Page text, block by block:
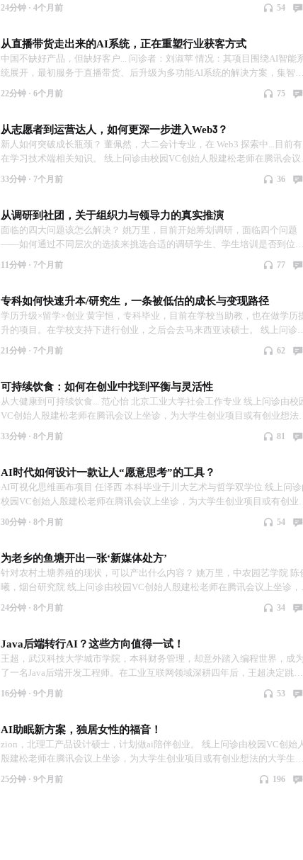
AI与创业的问题开始被重新讨论。 在这次交流活动中，同学们围绕AI与创业
些新的就业方向？AI降低创业门槛后，研究生如何平衡科研与创业？ Q1：AI
时代学生的核心竞争力是成为"AI驾驭者" Q2：AI工具越强，高校越需要回
“真实思考”的培养 Q3：创业教育核心不是商业计划书，而是创业者精神
24分钟 · 4个月前 54
从直播带货走出来的AI系统，正在重塑行业获客方式
中国不缺好产品，但缺好客户... 问诊者：刘淑苹 情况：其项目围绕AI智能
统展开，最初服务于直播带货、后升级为多功能AI系统的解决方案，集智能
人殷建松老师在腾讯会议上坐诊，为大学生创业项目或有创业想法的大学生
华、南开创业导师，曾邀请殷建松，陶峰，张正明 三位导师，为大学生答疑
解惑。
22分钟 · 6个月前 75
从志愿者到运营达人，如何更深一步进入Web3？
新人如何突破成长瓶颈？ 董佩然，大二会计专业，在 Web3 探索中...目前有
在学习技术端相关知识。 线上问诊由校园VC创始人殷建松老师在腾讯会议
面的指导与解惑。问诊活动每一期都会特邀清华、南开创业导师，曾邀请殷
33分钟 · 7个月前 36
从调研到社团，关于组织力与领导力的真实推演
面临的四大问题该怎么解决？ 姚万里，目前开始筹划调研，面临四个问题
——如何通过不同层次的选拔来挑选合适的调研学生、学生培训是否到位、
始人殷建松老师在腾讯会议上坐诊，为大学生创业项目或有创业想法的大学
华、南开创业导师，曾邀请殷建松，陶峰，张正明 三位导师，为大学生答疑
解惑。
11分钟 · 7个月前 77
专科如何快速升本/研究生，一条被低估的成长与变现路径
学历升级×留学×创业 黄宇恒，专科毕业，目前在学校当助教，也在做学历
升的项目。在学校支持下进行创业，之后会去马来西亚读硕士。 线上问诊由
法的大学生进行创业项目和人生规划方面的指导与解惑。问诊活动每一期都
学生答疑解惑。
21分钟 · 7个月前 62
可持续饮食：如何在创业中找到平衡与灵活性
从大健康到可持续饮食... 范心怡 北京工业大学社会工作专业 线上问诊由校
VC创始人殷建松老师在腾讯会议上坐诊，为大学生创业项目或有创业想法的
邀清华、南开创业导师，曾邀请殷建松，陶峰，张正明 三位导师，为大学生
33分钟 · 8个月前 81
AI时代如何设计一款让人“愿意思考”的工具？
AI可视化思维画布项目 任泽西 本科毕业于川大艺术与哲学双学位 线上问诊
校园VC创始人殷建松老师在腾讯会议上坐诊，为大学生创业项目或有创业想
会特邀清华、南开创业导师，曾邀请殷建松，陶峰，张正明 三位导师，为大
30分钟 · 8个月前 54
为老乡的鱼塘开出一张‘新媒体处方’
针对农村土塘养殖的现状，可以产出什么内容？ 姚万里，中农园艺学院 陈
曦，烟台研究院 线上问诊由校园VC创始人殷建松老师在腾讯会议上坐诊，
与解惑。问诊活动每一期都会特邀清华、南开创业导师，曾邀请殷建松，陶
24分钟 · 8个月前 34
Java后端转行AI？这些方向值得一试！
王超，武汉科技大学城市学院，本科财务管理，却意外踏入编程世界，成为
了一名Java后端开发工程师。在工业互联网领域深耕四年后，王超决定跳出
师在腾讯会议上坐诊，为大学生创业项目或有创业想法的大学生进行创业项
导师，曾邀请殷建松，陶峰，张正明 三位导师，为大学生答疑解惑。
16分钟 · 9个月前 53
AI助眠新方案，独居女性的福音！
zion，北理工产品设计硕士，计划做ai陪伴创业。 线上问诊由校园VC创始人
殷建松老师在腾讯会议上坐诊，为大学生创业项目或有创业想法的大学生进
南开创业导师，曾邀请殷建松，陶峰，张正明 三位导师，为大学生答疑解
25分钟 · 9个月前 196